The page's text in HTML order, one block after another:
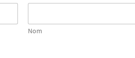
Nom